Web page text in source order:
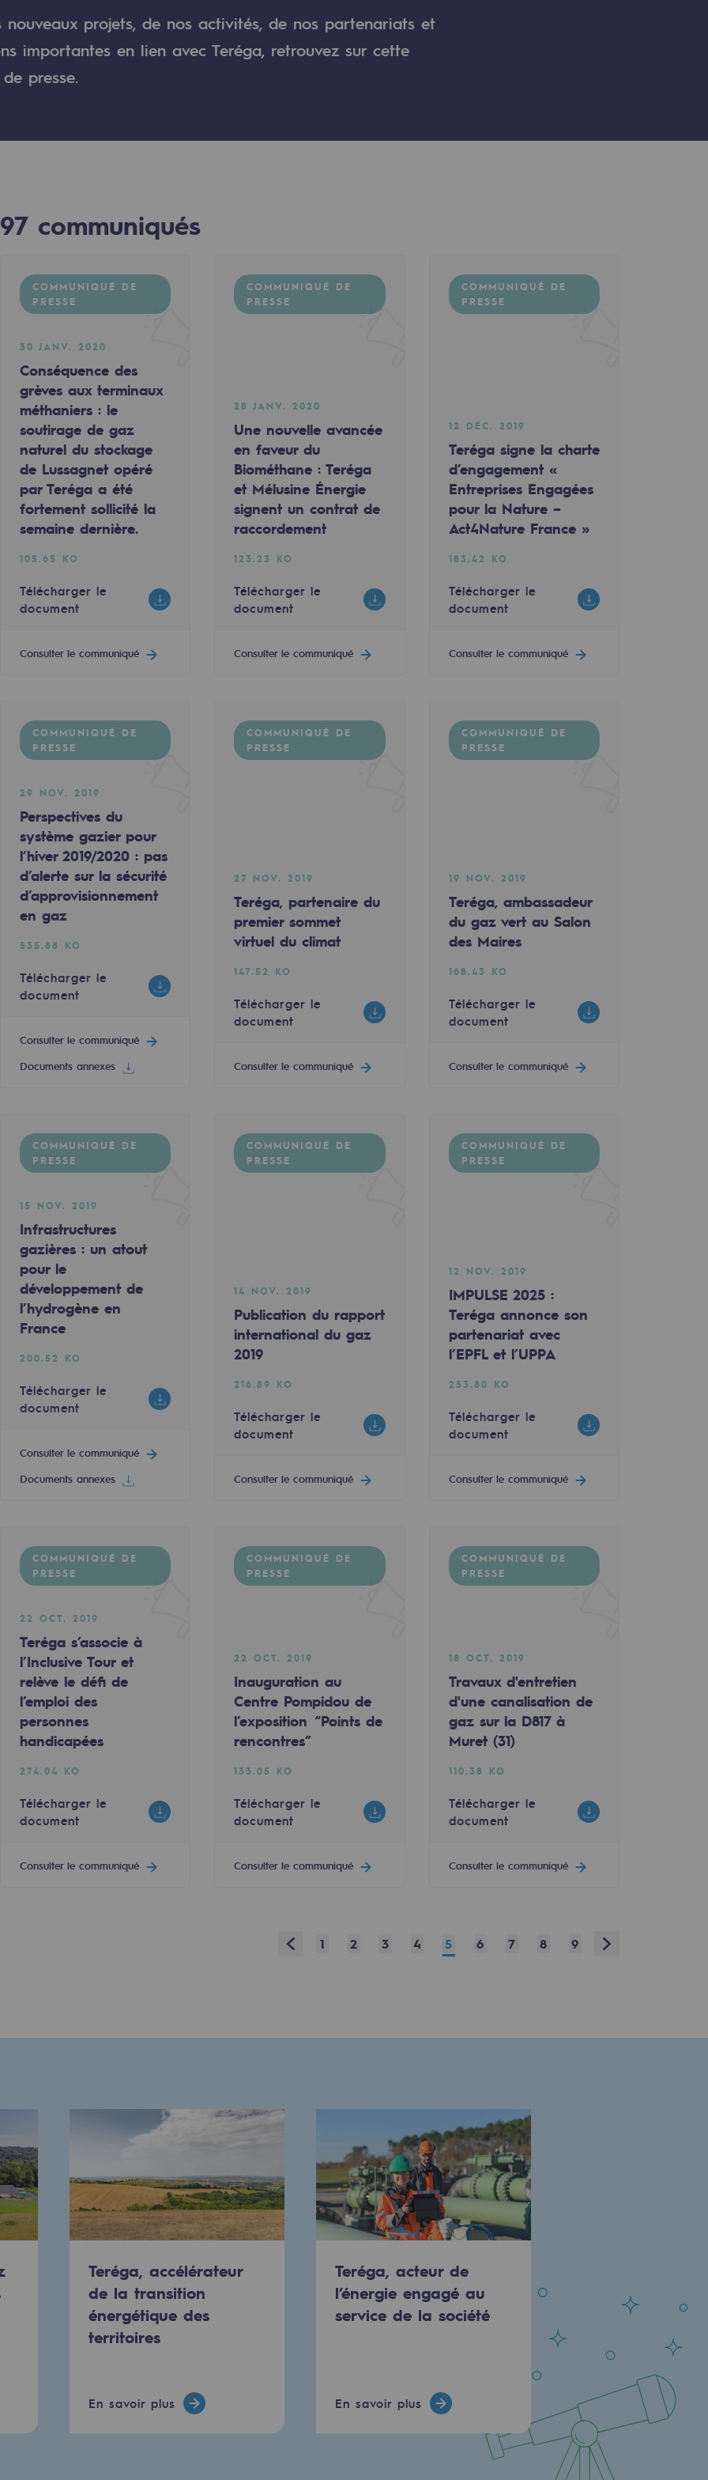
et ouverte
durables
et bas carbone
environnementale
de Teréga
projets, de nos activités, de nos partenariats et
importantes en lien avec Teréga, retrouvez sur cette
presse.
97 communiqués
COMMUNIQUÉ DE
PRESSE
30 JANV. 2020
Conséquence des
grèves aux terminaux
méthaniers : le
soutirage de gaz
naturel du stockage
de Lussagnet opéré
par Teréga a été
fortement sollicité la
semaine dernière.
105.65 KO
Télécharger le
document
Consulter le communiqué
COMMUNIQUÉ DE
PRESSE
28 JANV. 2020
Une nouvelle avancée
en faveur du
Biométhane : Teréga
et Mélusine Énergie
signent un contrat de
raccordement
123.23 KO
Télécharger le
document
Consulter le communiqué
COMMUNIQUÉ DE
PRESSE
12 DÉC. 2019
Teréga signe la charte
d’engagement «
Entreprises Engagées
pour la Nature –
Act4Nature France »
183.42 KO
Télécharger le
document
Consulter le communiqué
COMMUNIQUÉ DE
PRESSE
29 NOV. 2019
Perspectives du
système gazier pour
l’hiver 2019/2020 : pas
d’alerte sur la sécurité
d’approvisionnement
en gaz
535.88 KO
Télécharger le
document
Consulter le communiqué
Documents annexes
COMMUNIQUÉ DE
PRESSE
27 NOV. 2019
Teréga, partenaire du
premier sommet
virtuel du climat
147.52 KO
Télécharger le
document
Consulter le communiqué
COMMUNIQUÉ DE
PRESSE
19 NOV. 2019
Teréga, ambassadeur
du gaz vert au Salon
des Maires
168.43 KO
Télécharger le
document
Consulter le communiqué
COMMUNIQUÉ DE
PRESSE
15 NOV. 2019
Infrastructures
gazières : un atout
pour le
développement de
l’hydrogène en
France
200.52 KO
Télécharger le
document
Consulter le communiqué
Documents annexes
COMMUNIQUÉ DE
PRESSE
14 NOV. 2019
Publication du rapport
international du gaz
2019
216.89 KO
Télécharger le
document
Consulter le communiqué
COMMUNIQUÉ DE
PRESSE
12 NOV. 2019
IMPULSE 2025 :
Teréga annonce son
partenariat avec
l’EPFL et l’UPPA
253.80 KO
Télécharger le
document
Consulter le communiqué
COMMUNIQUÉ DE
PRESSE
22 OCT. 2019
Teréga s’associe à
l’Inclusive Tour et
relève le défi de
l’emploi des
personnes
handicapées
274.04 KO
Télécharger le
document
Consulter le communiqué
COMMUNIQUÉ DE
PRESSE
22 OCT. 2019
Inauguration au
Centre Pompidou de
l’exposition “Points de
rencontres”
133.05 KO
Télécharger le
document
Consulter le communiqué
COMMUNIQUÉ DE
PRESSE
18 OCT. 2019
Travaux d'entretien
d'une canalisation de
gaz sur la D817 à
Muret (31)
110.38 KO
Télécharger le
document
Consulter le communiqué
Prev 1 2 3 4 5 6 7 8 9 Next
Teréga, accélérateur
de la transition
énergétique des
territoires
En savoir plus
Teréga, acteur de
l’énergie engagé au
service de la société
En savoir plus